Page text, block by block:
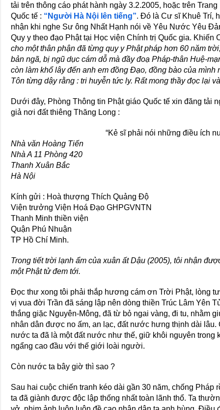
tải trên thông cáo phát hành ngày 3.2.2005, hoặc trên
Quốc tế : “Người Hà Nội lên tiếng”. Ðó là Cư sĩ Khuê Trí,
nhận khi nghe Sư ông Nhất Hạnh nói về Yêu Nước Yêu
Quy y theo đạo Phật tại Học viện Chính trị Quốc gia. Khiến
cho một thân phận đã từng quy y Phật pháp hơn 60 năm
bản ngã, bị ngũ dục cám dỗ mà đầy đoạ Pháp-thân Huệ-
còn làm khổ lây đến anh em đồng Ðạo, đồng bào của mình
Tôn từng dậy rằng : tri huyễn tức ly. Rất mong thầy đọc lại
Dưới đây, Phòng Thông tin Phật giáo Quốc tế xin đăng tải
giả nơi đất thiêng Thăng Long :
“Kẻ sĩ phải nói những điều ích
Nhà văn Hoàng Tiến
Nhà A 11 Phòng 420
Thanh Xuân Bắc
Hà Nội
Kính gửi : Hoà thượng Thích Quảng Ðộ
Viện trưởng Viện Hoá Ðạo GHPGVNTN
Thanh Minh thiền viện
Quận Phú Nhuận
TP Hồ Chí Minh.
Trong tiết trời lạnh ẩm của xuân ất Dậu (2005), tôi nhận
một Phật tử đem tới.
Ðọc thư xong tôi phải thắp hương cám ơn Trời Phật, lòng
vị vua đời Trần đã sáng lập nên dòng thiền Trúc Lâm Yên
thắng giặc Nguyên-Mông, đã từ bỏ ngai vàng, đi tu, nhằm
nhân dân được no ấm, an lạc, đất nước hưng thịnh dài lâu.
nước ta đã là một đất nước như thế, giữ khôi nguyên trong
ngẩng cao đầu với thế giới loài người.
Còn nước ta bây giờ thì sao ?
Sau hai cuộc chiến tranh kéo dài gần 30 năm, chống Pháp
ta đã giành được độc lập thống nhất toàn lãnh thổ. Ta